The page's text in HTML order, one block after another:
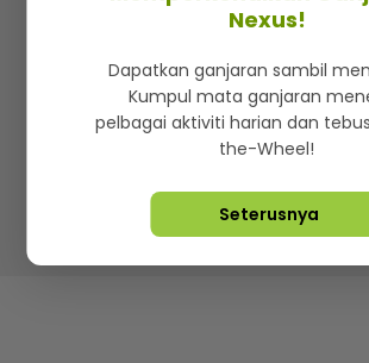
Iklan di SMG360
Terma & Syarat Dasar
Lebih hot, viral
Hakcipta Terpelihara ©2026. Star Media
Nexus!
Dapatkan ganjaran sambil
Kumpul mata ganjaran
pelbagai aktiviti harian dan
the-Wheel!
Seterusnya